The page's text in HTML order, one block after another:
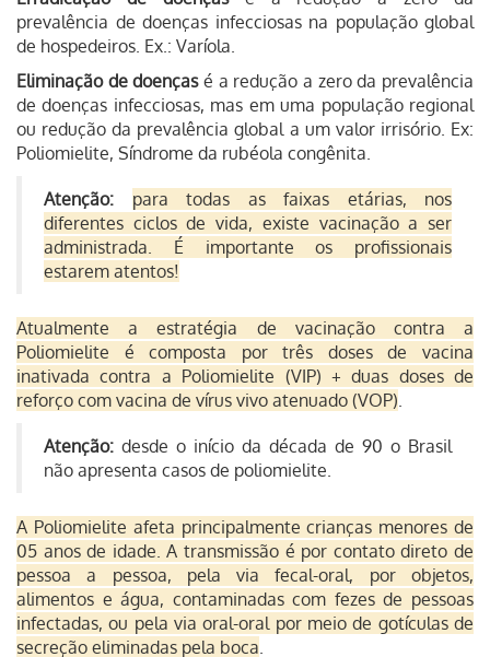
prevalência de doenças infecciosas na população global
de hospedeiros. Ex.: Varíola.
Eliminação de doençasé a redução a zero da prevalência
de doenças infecciosas, mas em uma população regional
ou redução da prevalência global a um valor irrisório. Ex:
Poliomielite, Síndrome da rubéola congênita.
Atenção: para todas as faixas etárias, nos
diferentes ciclos de vida, existe vacinação a ser
administrada. É importante os profissionais
estarem atentos!
Atualmente a estratégia de vacinação contra a
Poliomielite é composta por três doses de vacina
inativada contra a Poliomielite (VIP) + duas doses de
reforço com vacina de vírus vivo atenuado (VOP).
Atenção: desde o início da década de 90 o Brasil
não apresenta casos de poliomielite.
A Poliomielite afeta principalmente crianças menores de
05 anos de idade.A transmissão é por contato direto de
pessoa a pessoa, pela via fecal-oral, por objetos,
alimentos e água, contaminadas com fezes de pessoas
infectadas, ou pela via oral-oral por meio de gotículas de
secreção eliminadas pela boca.